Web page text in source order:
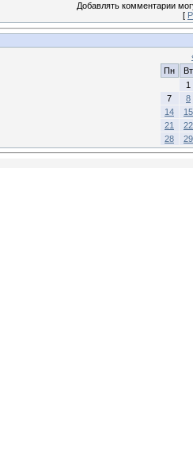
Добавлять комментарии
[
Пн
Вт
1
7
8
14
15
21
22
28
29